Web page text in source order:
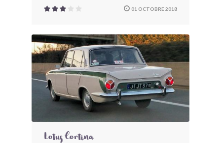
01 OCTOBRE 2018
Lotus Cortina